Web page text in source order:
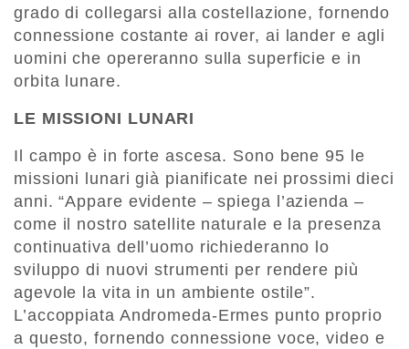
grado di collegarsi alla costellazione, fornendo
connessione costante ai rover, ai lander e agli
uomini che opereranno sulla superficie e in
orbita lunare.
LE MISSIONI LUNARI
Il campo è in forte ascesa. Sono bene 95 le
missioni lunari già pianificate nei prossimi dieci
anni. “Appare evidente – spiega l’azienda –
come il nostro satellite naturale e la presenza
continuativa dell’uomo richiederanno lo
sviluppo di nuovi strumenti per rendere più
agevole la vita in un ambiente ostile”.
L’accoppiata Andromeda-Ermes punto proprio
a questo, fornendo connessione voce, video e